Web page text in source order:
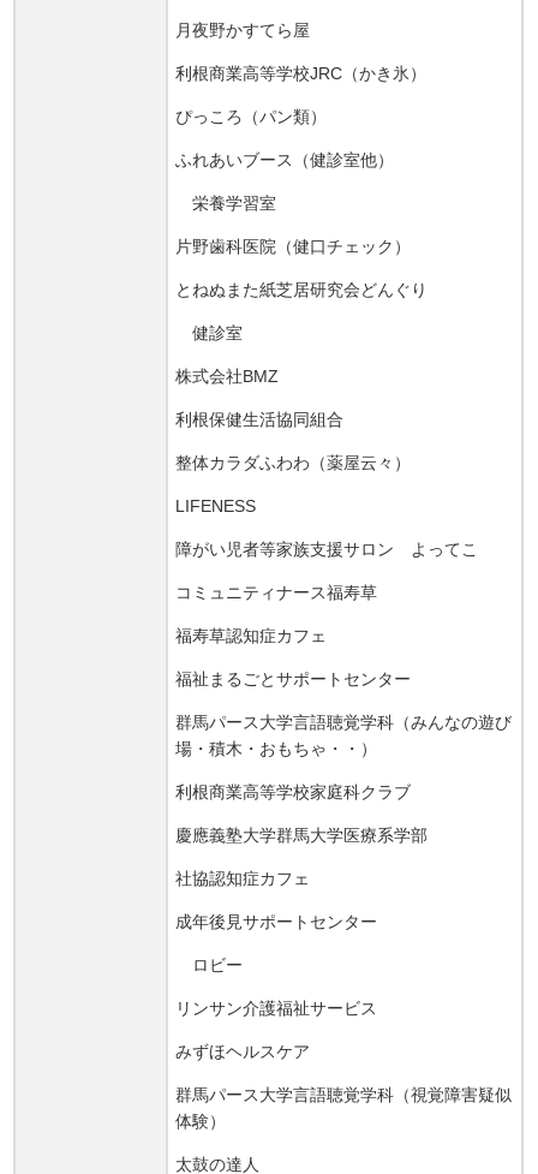
月夜野かすてら屋
利根商業高等学校JRC（かき氷）
ぴっころ（パン類）
ふれあいブース（健診室他）
栄養学習室
片野歯科医院（健口チェック）
とねぬまた紙芝居研究会どんぐり
健診室
株式会社BMZ
利根保健生活協同組合
整体カラダふわわ（薬屋云々）
LIFENESS
障がい児者等家族支援サロン よってこ
コミュニティナース福寿草
福寿草認知症カフェ
福祉まるごとサポートセンター
群馬パース大学言語聴覚学科（みんなの遊び
場・積木・おもちゃ・・）
利根商業高等学校家庭科クラブ
慶應義塾大学群馬大学医療系学部
社協認知症カフェ
成年後見サポートセンター
ロビー
リンサン介護福祉サービス
みずほヘルスケア
群馬パース大学言語聴覚学科（視覚障害疑似
体験）
太鼓の達人